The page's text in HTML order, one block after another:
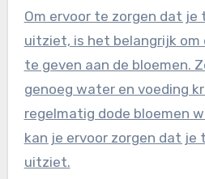
Om ervoor te zorgen dat je
uitziet, is het belangrijk om
te geven aan de bloemen.
genoeg water en voeding
regelmatig dode bloemen
kan je ervoor zorgen dat je
uitziet.